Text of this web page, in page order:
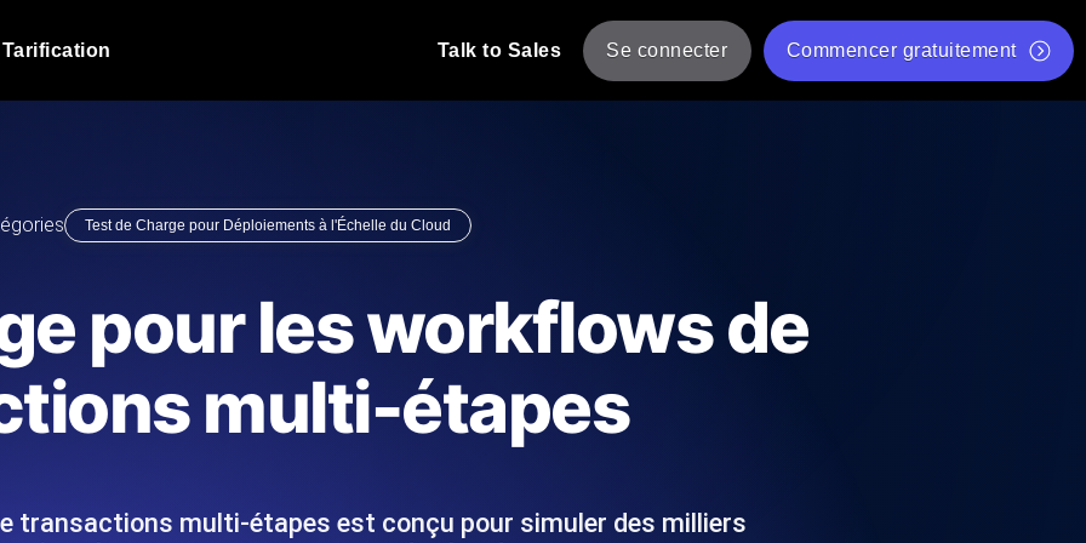
stack technologique.
écrivons les scripts JMeter
et livrons le rapport.
Sondes always-on d'uptime et de performance depuis 25+
emplacements. Détectez les pannes avant vos utilisateurs.
du site Web Surveillez vos APIs
Blog produit
En savoir plus sur le blog
En savoir plus sur le blog
Vérificateur de statut d'API
Liste d'Outils Web Gratuits
Tarification Talk to Sales Se connecter Commencer gratuitement
Test de Charge pour Déploiements à l'Échelle du Cloud
pour les workflows de
multi-étapes
transactions multi-étapes est conçu pour simuler des milliers